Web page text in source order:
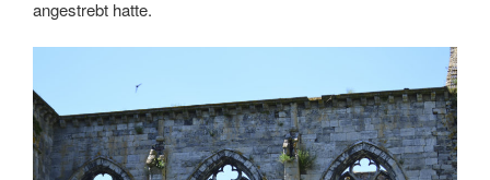
angestrebt hatte.